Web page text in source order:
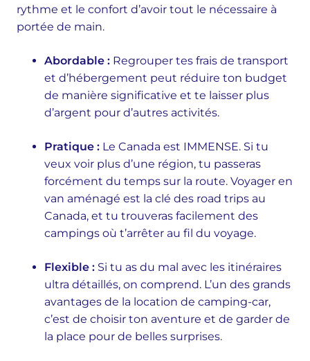
rythme et le confort d’avoir tout le nécessaire à
portée de main.
Abordable : Regrouper tes frais de transport
et d’hébergement peut réduire ton budget
de manière significative et te laisser plus
d’argent pour d’autres activités.
Pratique : Le Canada est IMMENSE. Si tu
veux voir plus d’une région, tu passeras
forcément du temps sur la route. Voyager en
van aménagé est la clé des road trips au
Canada, et tu trouveras facilement des
campings où t’arrêter au fil du voyage.
Flexible : Si tu as du mal avec les itinéraires
ultra détaillés, on comprend. L’un des grands
avantages de la location de camping-car,
c’est de choisir ton aventure et de garder de
la place pour de belles surprises.